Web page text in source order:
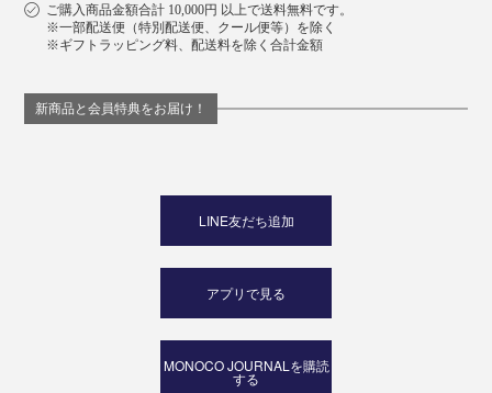
ご購入商品金額合計 10,000円 以上で送料無料です。
※一部配送便（特別配送便、クール便等）を除く
※ギフトラッピング料、配送料を除く合計金額
新商品と会員特典をお届け！
LINE友だち追加
アプリで見る
MONOCO JOURNALを購読
する